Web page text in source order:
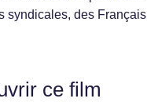
syndicales, des
ce film